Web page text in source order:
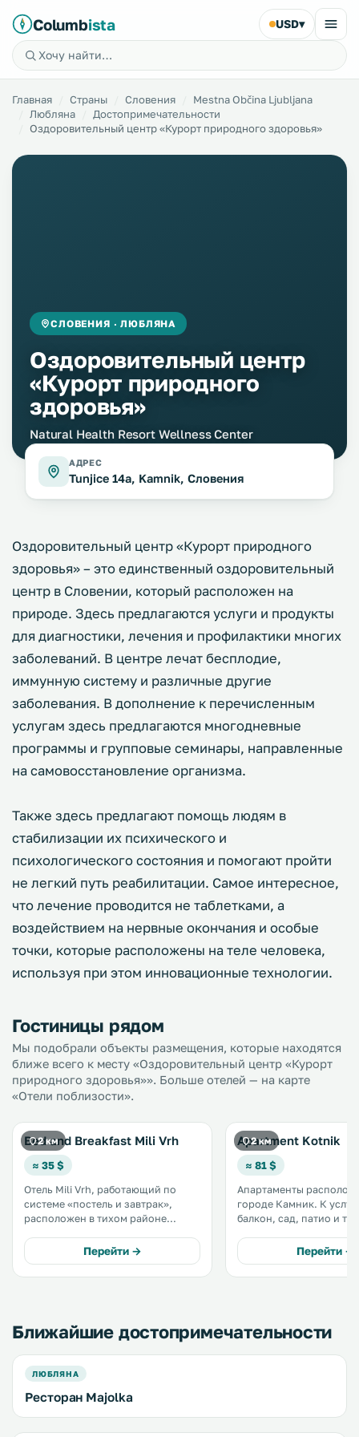
Columbista USD▾
Главная Страны Словения
Mestna Občina Ljubljana
Любляна
Достопримечательности
Оздоровительный центр «Курорт природного здоровья»
СЛОВЕНИЯ · ЛЮБЛЯНА
Оздоровительный центр
«Курорт природного
здоровья»
Natural Health Resort Wellness Center
АДРЕС
Tunjice 14a, Kamnik, Словения
Оздоровительный центр «Курорт природного
здоровья» – это единственный оздоровительный
центр в Словении, который расположен на
природе. Здесь предлагаются услуги и продукты
для диагностики, лечения и профилактики многих
заболеваний. В центре лечат бесплодие,
иммунную систему и различные другие
заболевания. В дополнение к перечисленным
услугам здесь предлагаются многодневные
программы и групповые семинары, направленные
на самовосстановление организма.
Также здесь предлагают помощь людям в
стабилизации их психического и
психологического состояния и помогают пройти
не легкий путь реабилитации. Самое интересное,
что лечение проводится не таблетками, а
воздействием на нервные окончания и особые
точки, которые расположены на теле человека,
используя при этом инновационные технологии.
Гостиницы рядом
Мы подобрали объекты размещения, которые находятся
ближе всего к месту «Оздоровительный центр «Курорт
природного здоровья»». Больше отелей — на карте
«Отели поблизости».
2 км
Bed and Breakfast Mili Vrh
≈ 35 $
Отель Mili Vrh, работающий по
системе «постель и завтрак»,
расположен в тихом районе
ресторан, где предлагаются
традиционные домашние блюда.
Перейти →
2 км
Apartment Kotnik
≈ 81 $
Апартаменты
городе Камник. К услугам гостей
балкон, сад, патио и
оставить на
парковке. Кухня оснащена
посудомоечной
Перейти →
Ближайшие достопримечательности
ЛЮБЛЯНА
Ресторан Majolka